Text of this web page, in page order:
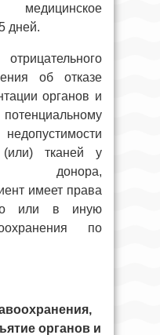
дней.
об отказе
органов и
тканей у
донора,
имеет права
или в иную
по
органов и